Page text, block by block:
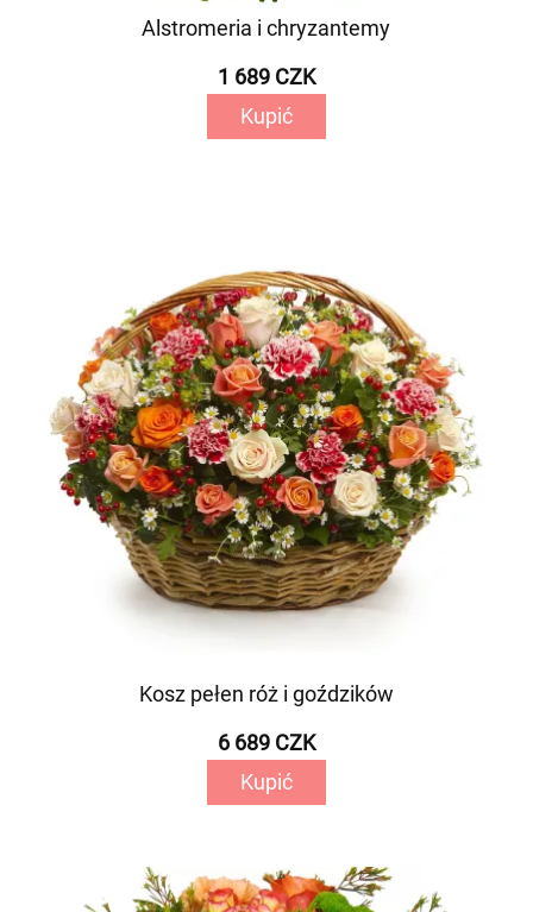
Alstromeria i chryzantemy
1 689 CZK
Kupić
Kosz pełen róż i goździków
6 689 CZK
Kupić